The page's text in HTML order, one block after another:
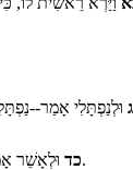
וּלְנַפְתָּלִי אָמַר--
כדוּלְאָשֵׁר אָמַר, בָּרוּךְ מִבָּנִים אָשֵׁר; יְהִי רְצוּי אֶחָיו, וְטֹבֵל בַּשֶּׁמֶן רַגְלוֹ.